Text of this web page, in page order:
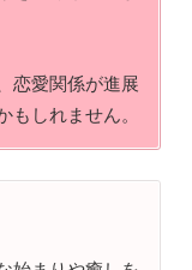
恋愛関係が進展
しれません。